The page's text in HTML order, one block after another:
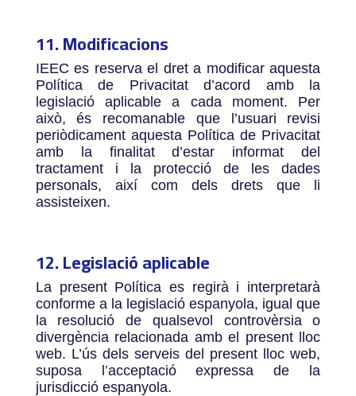
11. Modificacions
IEEC es reserva el dret a modificar aquesta
Política de Privacitat d’acord amb la
legislació aplicable a cada moment. Per
això, és recomanable que l’usuari revisi
periòdicament aquesta Política de Privacitat
amb la finalitat d’estar informat del
tractament i la protecció de les dades
personals, així com dels drets que li
assisteixen.
12. Legislació aplicable
La present Política es regirà i interpretarà
conforme a la legislació espanyola, igual que
la resolució de qualsevol controvèrsia o
divergència relacionada amb el present lloc
web. L’ús dels serveis del present lloc web,
suposa l’acceptació expressa de la
jurisdicció espanyola.